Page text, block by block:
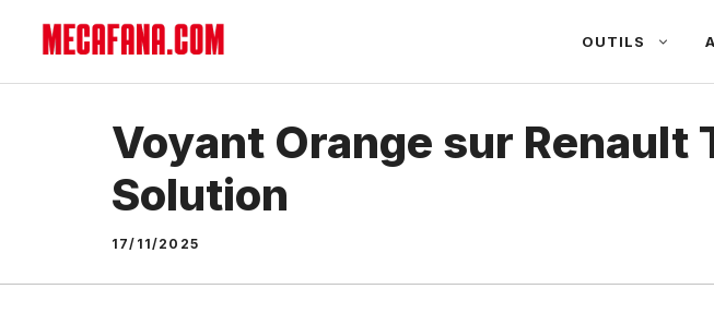
contenu
OUTILS
Voyant Orange sur
Solution
17/11/2025